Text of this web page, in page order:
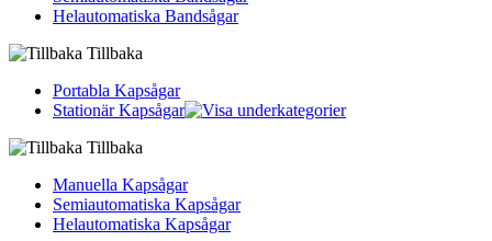
Helautomatiska Bandsågar
Tillbaka
Portabla Kapsågar
Stationär Kapsågar
Tillbaka
Manuella Kapsågar
Semiautomatiska Kapsågar
Helautomatiska Kapsågar